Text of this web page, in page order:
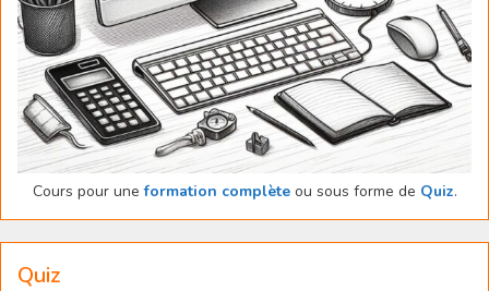
Cours pour uneformation complèteou sous forme de Quiz.
Quiz